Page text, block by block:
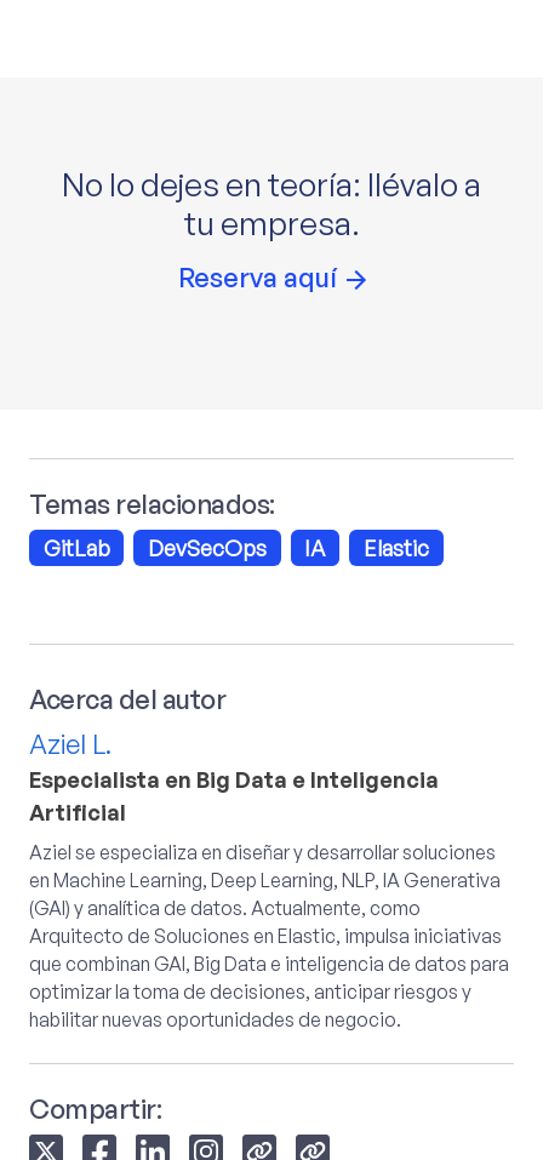
No lo dejes en teoría: llévalo a
tu empresa.
Reserva aquí
Temas relacionados:
GitLab DevSecOps IA Elastic
Acerca del autor
Aziel L.
Especialista en Big Data e Inteligencia
Artificial
Aziel se especializa en diseñar y desarrollar soluciones
en Machine Learning, Deep Learning, NLP, IA Generativa
(GAI) y analítica de datos. Actualmente, como
Arquitecto de Soluciones en Elastic, impulsa iniciativas
que combinan GAI, Big Data e inteligencia de datos para
optimizar la toma de decisiones, anticipar riesgos y
habilitar nuevas oportunidades de negocio.
Compartir: